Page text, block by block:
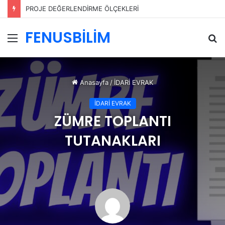
PROJE DEĞERLENDİRME ÖLÇEKLERİ
Menü
FENUSBİLİM
Anasayfa / İDARİ EVRAK
İDARİ EVRAK
ZÜMRE TOPLANTI
TUTANAKLARI